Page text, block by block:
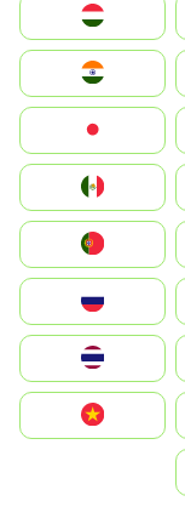
Hrvatska
Magyarország
Indonesia
South Korea
Nederland
Portugal
România
Slovensko
United States
Vietnam